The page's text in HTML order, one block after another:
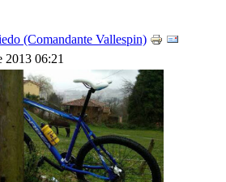
(Comandante Vallespin)
2013 06:21